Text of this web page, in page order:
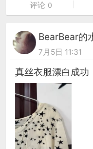
评论 0
BearBear的
7月5日 11:31
真丝衣服漂白成功